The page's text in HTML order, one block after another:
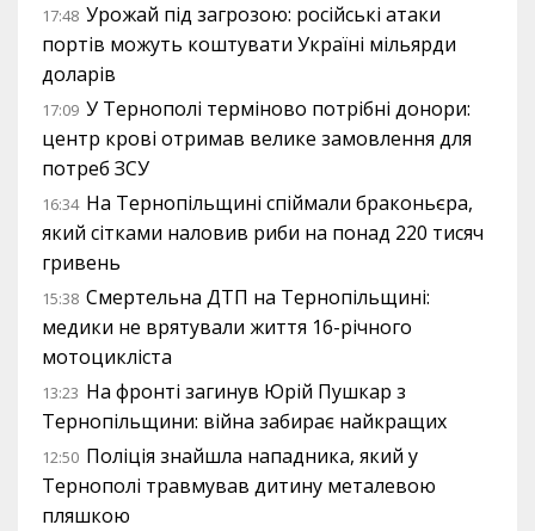
17:48 Урожай під загрозою: російські атаки
портів можуть коштувати Україні мільярди
доларів
17:09 У Тернополі терміново потрібні донори:
центр крові отримав велике замовлення для
потреб ЗСУ
16:34 На Тернопільщині спіймали браконьєра,
який сітками наловив риби на понад 220 тисяч
гривень
15:38 Смертельна ДТП на Тернопільщині:
медики не врятували життя 16-річного
мотоцикліста
13:23 На фронті загинув Юрій Пушкар з
Тернопільщини: війна забирає найкращих
12:50 Поліція знайшла нападника, який у
Тернополі травмував дитину металевою
пляшкою